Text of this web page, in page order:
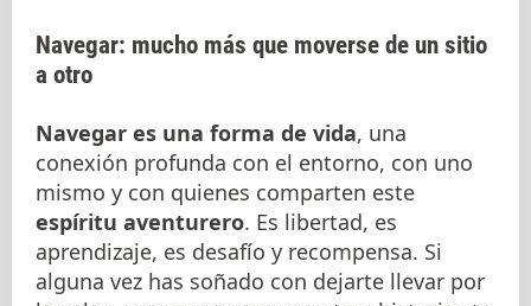
Navegar: mucho más que moverse de un sitio
a otro
Navegar es una forma de vida, una
conexión profunda con el entorno, con uno
mismo y con quienes comparten este
espíritu aventurero. Es libertad, es
aprendizaje, es desafío y recompensa. Si
alguna vez has soñado con dejarte llevar por